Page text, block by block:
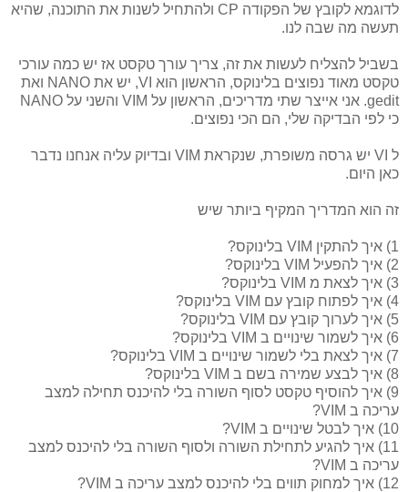
לדוגמא לקובץ של הפקודה CP ולהתחיל לשנות את התוכנה, שהיא
תעשה מה שבה לנו.
בשביל להצליח לעשות את זה, צריך עורך טקסט אז יש כמה עורכי
טקסט מאוד נפוצים בלינוקס, הראשון הוא VI, יש את NANO ואת
gedit. אני אייצר שתי מדריכים, הראשון על VIM והשני על NANO
כי לפי הבדיקה שלי, הם הכי נפוצים.
ל VI יש גרסה משופרת, שנקראת VIM ובדיוק עליה אנחנו נדבר
כאן היום.
זה הוא המדריך המקיף ביותר שיש
1) איך להתקין VIM בלינוקס?
2) איך להפעיל VIM בלינוקס?
3) איך לצאת מ VIM בלינוקס?
4) איך לפתוח קובץ עם VIM בלינוקס?
5) איך לערוך קובץ עם VIM בלינוקס?
6) איך לשמור שינויים ב VIM בלינוקס?
7) איך לצאת בלי לשמור שינויים ב VIM בלינוקס?
8) איך לבצע שמירה בשם ב VIM בלינוקס?
9) איך להוסיף טקסט לסוף השורה בלי להיכנס תחילה למצב
עריכה ב VIM?
10) איך לבטל שינויים ב VIM?
11) איך להגיע לתחילת השורה ולסוף השורה בלי להיכנס למצב
עריכה ב VIM?
12) איך למחוק תווים בלי להיכנס למצב עריכה ב VIM?